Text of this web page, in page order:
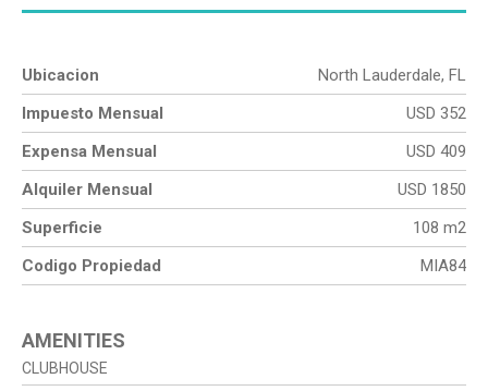
Ubicacion
North Lauderdale, FL
Impuesto Mensual
USD 352
Expensa Mensual
USD 409
Alquiler Mensual
USD 1850
Superficie
108 m2
Codigo Propiedad
MIA84
AMENITIES
CLUBHOUSE